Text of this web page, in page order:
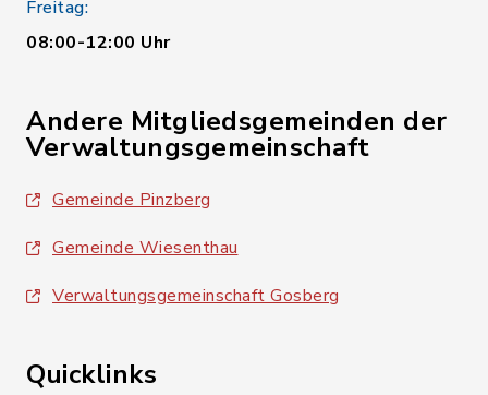
Freitag:
08:00-12:00 Uhr
Andere Mitgliedsgemeinden der
Verwaltungsgemeinschaft
Gemeinde Pinzberg
Gemeinde Wiesenthau
Verwaltungsgemeinschaft Gosberg
Quicklinks